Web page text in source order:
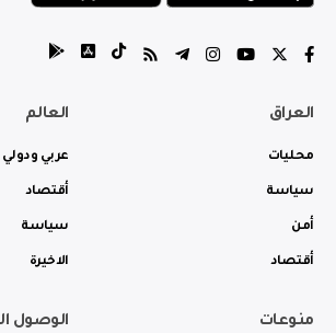
العراق
محليات
سياسة
أمن
أقتصاد
العالم
عربي ودولي
أقتصاد
سياسة
الاخيرة
منوعات الوصول